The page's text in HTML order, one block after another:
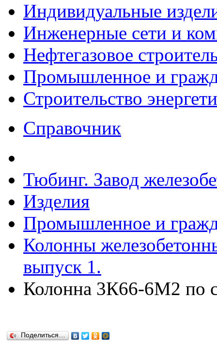
Индивидуальные
Инженерные сети и
Нефтегазовое
Промышленное и
Строительство
Справочник
Тюбинг. Завод
Изделия
Промышленное и
Колонны
выпуск 1.
Колонна 3К66-6М2 по
Поделиться…